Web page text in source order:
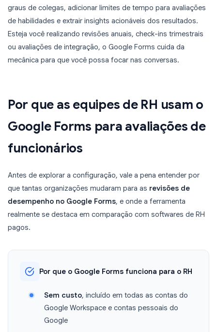
graus de colegas, adicionar limites de tempo para avaliações
de habilidades e extrair insights acionáveis dos resultados.
Esteja você realizando revisões anuais, check-ins trimestrais
ou avaliações de integração, o Google Forms cuida da
mecânica para que você possa focar nas conversas.
Por que as equipes de RH usam o
Google Forms para avaliações de
funcionários
Antes de explorar a configuração, vale a pena entender por
que tantas organizações mudaram para as revisões de
desempenho no Google Forms, e onde a ferramenta
realmente se destaca em comparação com softwares de RH
pagos.
Por que o Google Forms funciona para o RH
Sem custo, incluído em todas as contas do
Google Workspace e contas pessoais do
Google